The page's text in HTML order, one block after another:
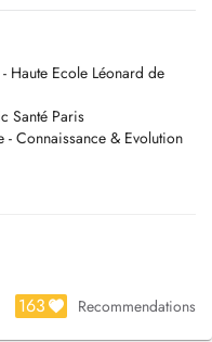
la fabrication de
mesure, j'ai pour
et la mobilité de chacun.
attentive, des conseils
des solutions adaptées à
Haute Ecole Léonard de
Santé Paris
Connaissance & Evolution
163 Recommendations